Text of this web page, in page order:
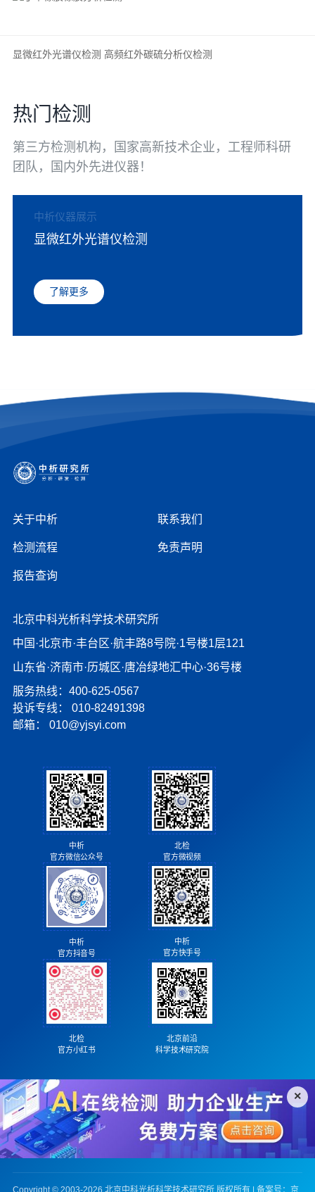
显微红外光谱仪检测 高频红外碳硫分析仪检测
热门检测
第三方检测机构，国家高新技术企业，工程师科研
团队，国内外先进仪器！
中析仪器展示
显微红外光谱仪检测
了解更多
关于中析 联系我们
检测流程 免责声明
报告查询
北京中科光析科学技术研究所
中国·北京市·丰台区·航丰路8号院·1号楼1层121
山东省·济南市·历城区·唐冶绿地汇中心·36号楼
服务热线：400-625-0567
投诉专线： 010-82491398
邮箱： 010@yjsyi.com
中析
官方微信公众号
北检
官方微视频
中析
官方抖音号
中析
官方快手号
北检
官方小红书
北京前沿
科学技术研究院
×
Copyright © 2003-2026 北京中科光析科学技术研究所 版权所有 | 备案号： 京